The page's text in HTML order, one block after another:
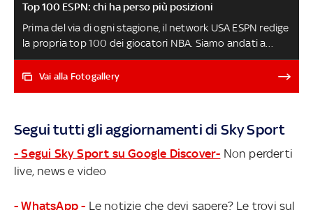
Top 100 ESPN: chi ha perso più posizioni
Prima del via di ogni stagione, il network USA ESPN redige
la propria top 100 dei giocatori NBA. Siamo andati a
spulciare tra la classifica presentata nel 2021 e quella
appena pubblicata quest'anno per scoprire quali
SCALATO PIU' POSIZIONI NELLA TOP 100 NBA
Vai alla Fotogallery
Segui tutti gli aggiornamenti di Sky Sport
- Segui Sky Sport su Google Discover- Non perderti
live, news e video
- WhatsApp - Le notizie che devi sapere? Le trovi sul